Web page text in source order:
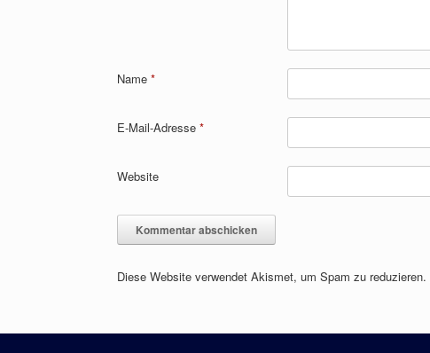
Name *
E-Mail-Adresse *
Website
Diese Website verwendet Akismet, um Spam zu reduzieren.